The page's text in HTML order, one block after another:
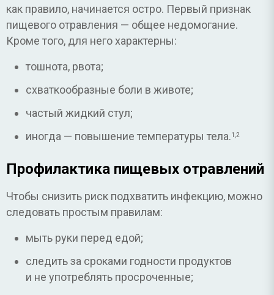
как правило, начинается остро. Первый признак
пищевого отравления — общее недомогание.
Кроме того, для него характерны:
тошнота, рвота;
схваткообразные боли в животе;
частый жидкий стул;
иногда — повышение температуры тела.1,2
Профилактика пищевых отравлений
Чтобы снизить риск подхватить инфекцию, можно
следовать простым правилам:
мыть руки перед едой;
следить за сроками годности продуктов
и не употреблять просроченные;